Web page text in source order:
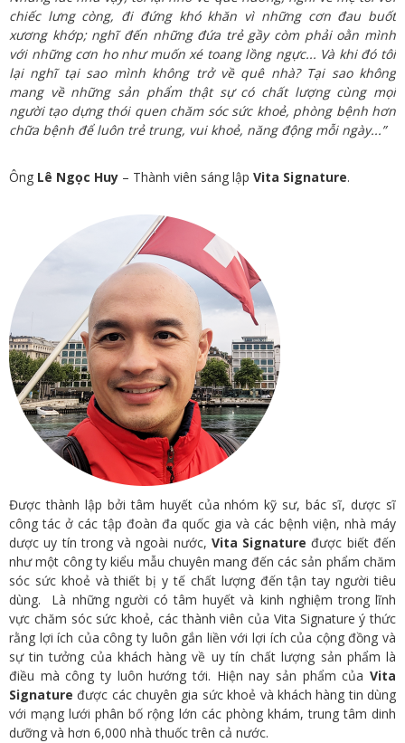
chiếc lưng còng, đi đứng khó khăn vì những cơn đau buốt
xương khớp; nghĩ đến những đứa trẻ gầy còm phải oằn mình
với những cơn ho như muốn xé toang lồng ngực... Và khi đó tôi
lại nghĩ tại sao mình không trở về quê nhà? Tại sao không
mang về những sản phẩm thật sự có chất lượng cùng mọi
người tạo dựng thói quen chăm sóc sức khoẻ, phòng bệnh hơn
chữa bệnh để luôn trẻ trung, vui khoẻ, năng động mỗi ngày...”
Ông Lê Ngọc Huy – Thành viên sáng lập Vita Signature.
Được thành lập bởi tâm huyết của nhóm kỹ sư, bác sĩ, dược sĩ
công tác ở các tập đoàn đa quốc gia và các bệnh viện, nhà máy
dược uy tín trong và ngoài nước, Vita Signature được biết đến
như một công ty kiểu mẫu chuyên mang đến các sản phẩm chăm
sóc sức khoẻ và thiết bị y tế chất lượng đến tận tay người tiêu
dùng. Là những người có tâm huyết và kinh nghiệm trong lĩnh
vực chăm sóc sức khoẻ, các thành viên của Vita Signature ý thức
rằng lợi ích của công ty luôn gắn liền với lợi ích của cộng đồng và
sự tin tưởng của khách hàng về uy tín chất lượng sản phẩm là
điều mà công ty luôn hướng tới. Hiện nay sản phẩm của Vita
Signature được các chuyên gia sức khoẻ và khách hàng tin dùng
với mạng lưới phân bố rộng lớn các phòng khám, trung tâm dinh
dưỡng và hơn 6,000 nhà thuốc trên cả nước.